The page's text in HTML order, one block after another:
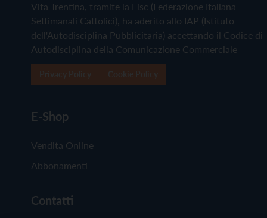
Vita Trentina, tramite la Fisc (Federazione Italiana
Settimanali Cattolici), ha aderito allo IAP (Istituto
dell'Autodisciplina Pubblicitaria) accettando il Codice di
Autodisciplina della Comunicazione Commerciale
E-Shop
Vendita Online
Abbonamenti
Contatti